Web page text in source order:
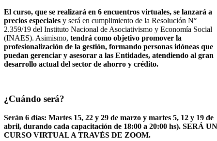
El curso, que se realizará en 6 encuentros virtuales, se lanzará a
precios especiales y será en cumplimiento de la Resolución N°
2.359/19 del Instituto Nacional de Asociativismo y Economía Social
(INAES). Asimismo, tendrá como objetivo promover la
profesionalización de la gestión, formando personas idóneas que
puedan gerenciar y asesorar a las Entidades, atendiendo al gran
desarrollo actual del sector de ahorro y crédito.
¿Cuándo será?
Serán 6 días: Martes 15, 22 y 29 de marzo y martes 5, 12 y 19 de
abril, durando cada capacitación de 18:00 a 20:00 hs). SERÁ UN
CURSO VIRTUAL A TRAVÉS DE ZOOM.